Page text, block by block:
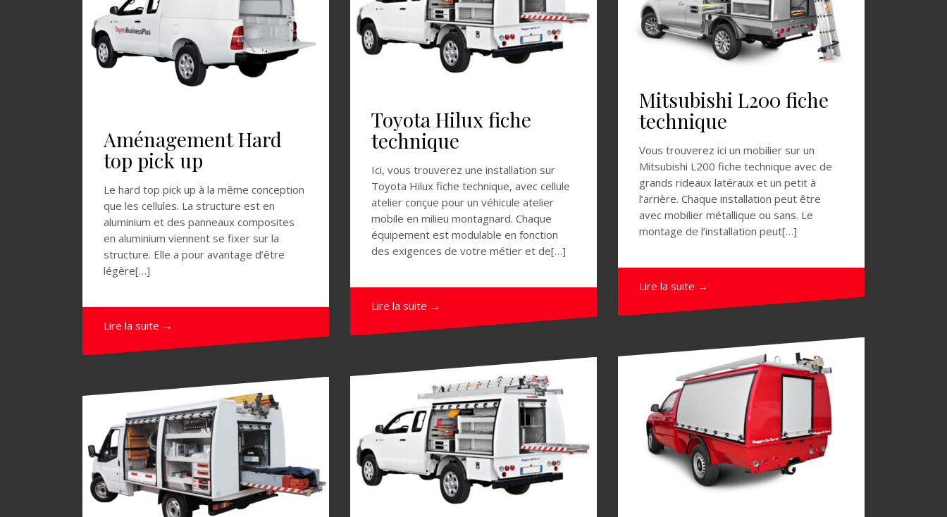
Aménagement Hard
top pick up
Le hard top pick up à la même conception
que les cellules. La structure est en
aluminium et des panneaux composites
en aluminium viennent se fixer sur la
structure. Elle a pour avantage d’être
légère[…]
Lire la suite →
Toyota Hilux fiche
technique
Ici, vous trouverez une installation sur
Toyota Hilux fiche technique, avec cellule
atelier conçue pour un véhicule atelier
mobile en milieu montagnard. Chaque
équipement est modulable en fonction
des exigences de votre métier et de[…]
Lire la suite →
Mitsubishi L200 fiche
technique
Vous trouverez ici un mobilier sur un
Mitsubishi L200 fiche technique avec de
grands rideaux latéraux et un petit à
l’arrière. Chaque installation peut être
avec mobilier métallique ou sans. Le
montage de l’installation peut[…]
Lire la suite →